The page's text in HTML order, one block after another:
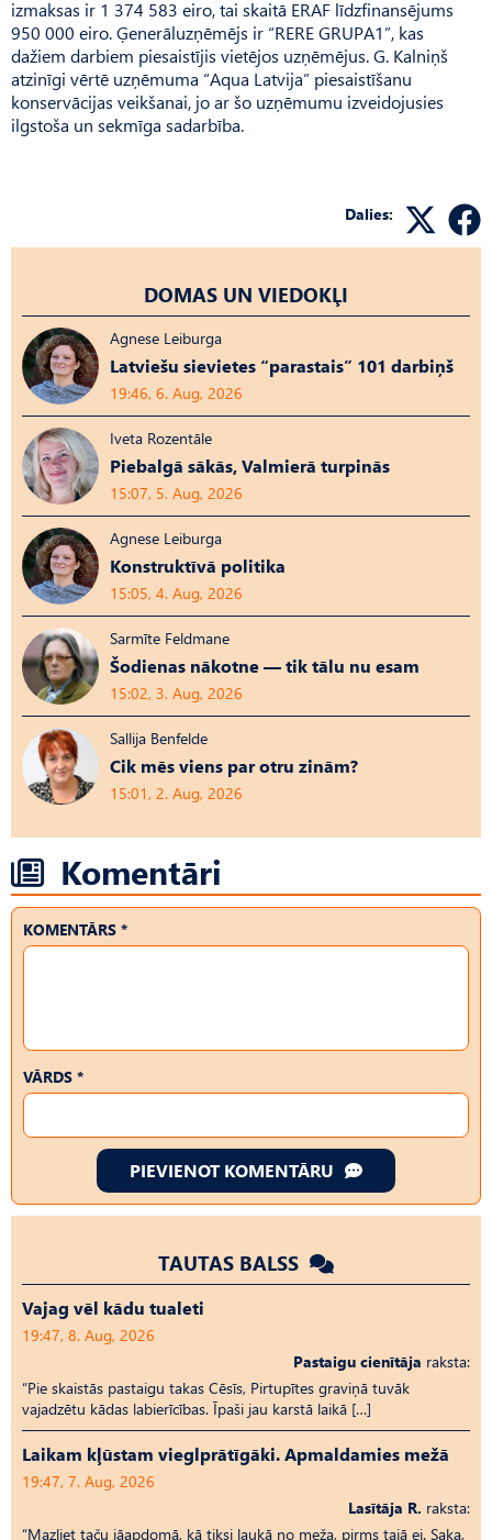
izmaksas ir 1 374 583 eiro, tai skaitā ERAF līdzfinansējums
950 000 eiro. Ģenerāluzņēmējs ir “RERE GRUPA1”, kas
dažiem darbiem piesaistījis vietējos uzņēmējus. G. Kalniņš
atzinīgi vērtē uzņēmuma “Aqua Latvija” piesaistīšanu
konservācijas veikšanai, jo ar šo uzņēmumu izveidojusies
ilgstoša un sekmīga sadarbība.
Dalies:
DOMAS UN VIEDOKĻI
Agnese Leiburga
Latviešu sievietes “parastais” 101 darbiņš
19:46, 6. Aug, 2026
Iveta Rozentāle
Piebalgā sākās, Valmierā turpinās
15:07, 5. Aug, 2026
Agnese Leiburga
Konstruktīvā politika
15:05, 4. Aug, 2026
Sarmīte Feldmane
Šodienas nākotne — tik tālu nu esam
15:02, 3. Aug, 2026
Sallija Benfelde
Cik mēs viens par otru zinām?
15:01, 2. Aug, 2026
Komentāri
KOMENTĀRS *
VĀRDS *
PIEVIENOT KOMENTĀRU
TAUTAS BALSS
Vajag vēl kādu tualeti
19:47, 8. Aug, 2026
Pastaigu cienītāja raksta:
“Pie skaistās pastaigu takas Cēsīs, Pirtupītes graviņā tuvāk
vajadzētu kādas labierīcības. Īpaši jau karstā laikā […]
Laikam kļūstam vieglprātīgāki. Apmaldamies mežā
19:47, 7. Aug, 2026
Lasītāja R. raksta:
“Mazliet taču jāapdomā, kā tiksi laukā no meža, pirms tajā ej. Saka,